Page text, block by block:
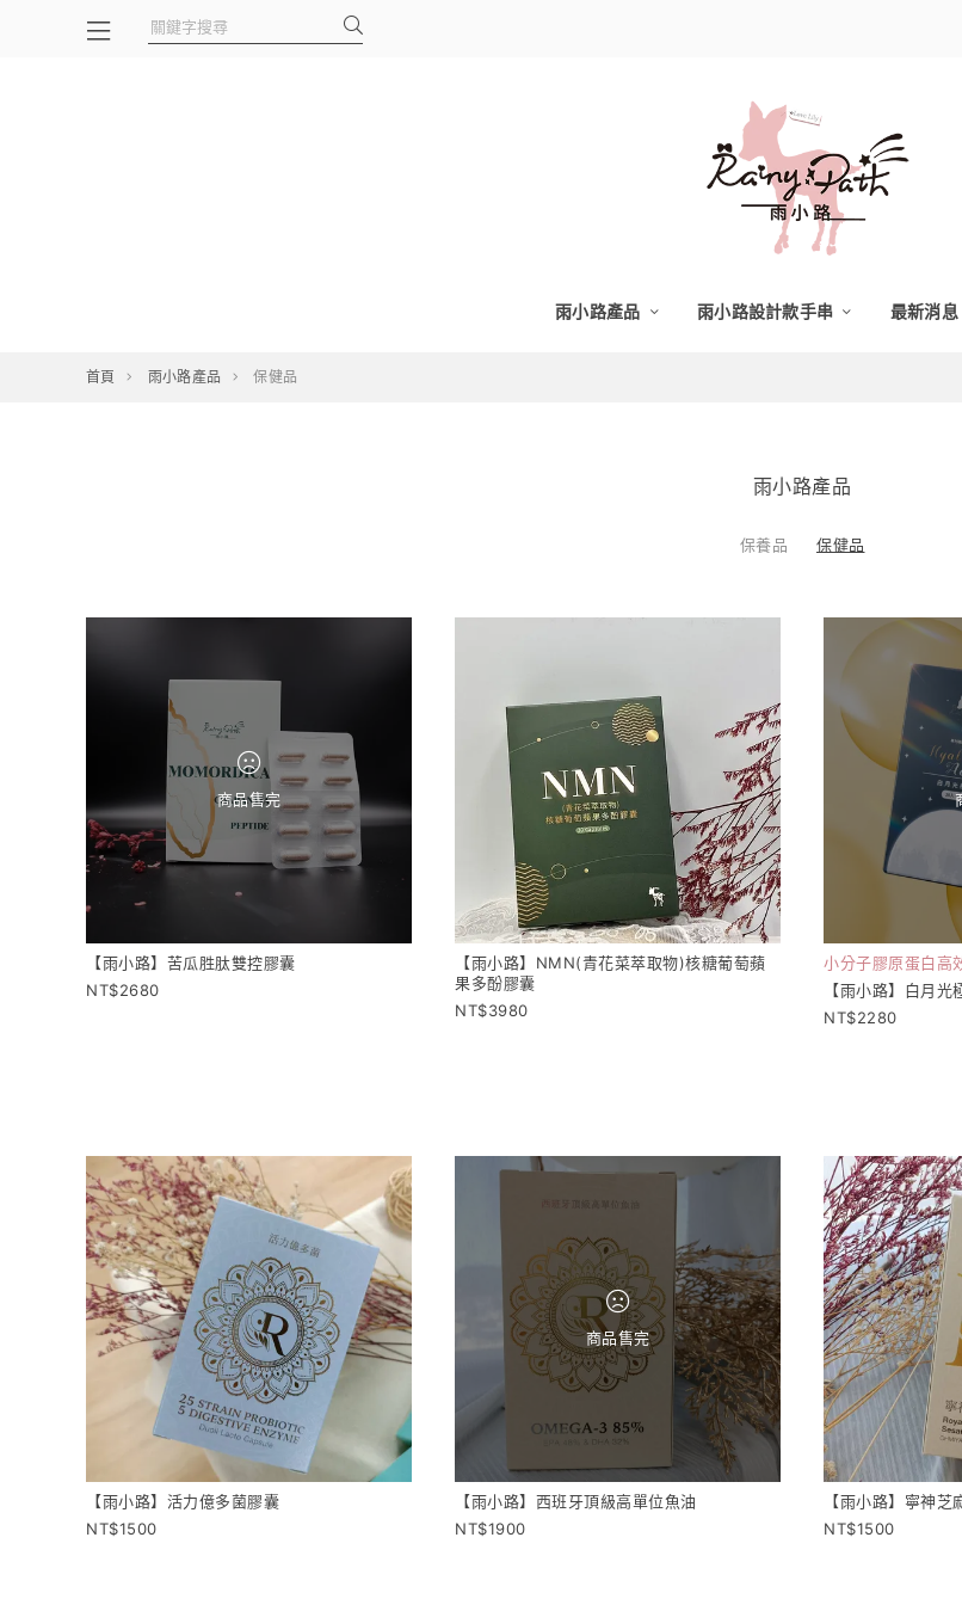
雨小路產品 雨小路設計款手串 最新消息
首頁 雨小路產品 保健品
雨小路產品
保養品 保健品
商品售完
【雨小路】苦瓜胜肽雙控膠囊
2680
【雨小路】NMN(青花菜萃取物)核糖葡萄蘋
果多酚膠囊
3980
小分子膠原蛋白高
【雨小路】白月
2280
【雨小路】活力億多菌膠囊
1500
商品售完
【雨小路】西班牙頂級高單位魚油
1900
【雨小路】寧神芝
1500